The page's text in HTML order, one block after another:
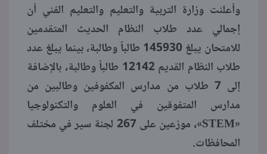
وأعلنت وزارة التربية والتعليم والتعليم الفني أن
إجمالي عدد طلاب النظام الحديث المتقدمين
للامتحان يبلغ 145930 طالباً وطالبة، بينما يبلغ عدد
طلاب النظام القديم 12142 طالباً وطالبة، بالإضافة
إلى 7 طلاب من مدارس المكفوفين وطالبين من
مدارس المتفوقين في العلوم والتكنولوجيا
«STEM»، موزعين على 267 لجنة سير في مختلف
المحافظات.